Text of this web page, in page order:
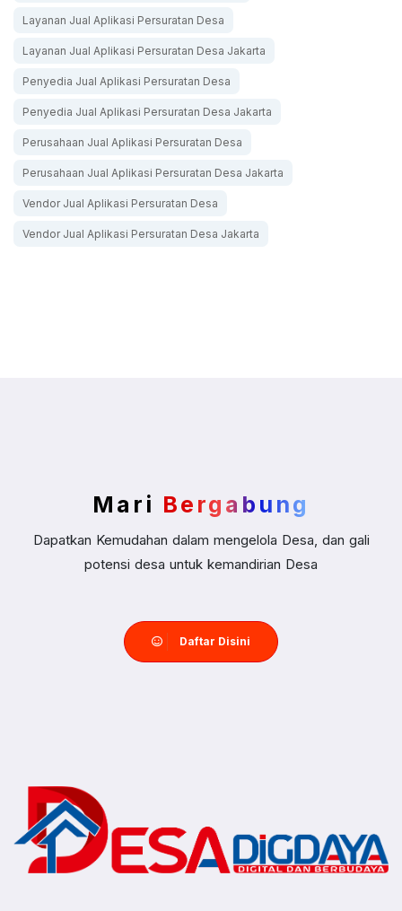
Layanan Jual Aplikasi Persuratan Desa
Layanan Jual Aplikasi Persuratan Desa Jakarta
Penyedia Jual Aplikasi Persuratan Desa
Penyedia Jual Aplikasi Persuratan Desa Jakarta
Perusahaan Jual Aplikasi Persuratan Desa
Perusahaan Jual Aplikasi Persuratan Desa Jakarta
Vendor Jual Aplikasi Persuratan Desa
Vendor Jual Aplikasi Persuratan Desa Jakarta
Mari Bergabung
Dapatkan Kemudahan dalam mengelola Desa, dan gali
potensi desa untuk kemandirian Desa
Daftar Disini